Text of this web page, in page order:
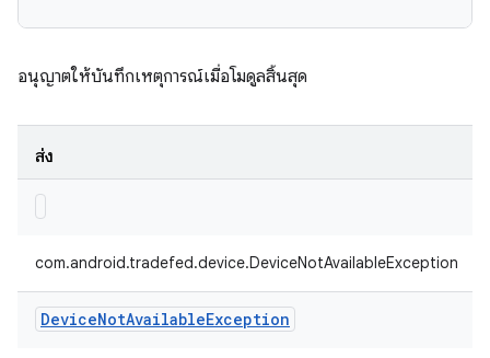
อนุญาตให้บันทึกเหตุการณ์เมื่อโมดูลสิ้นสุด
ส่ง
com.android.tradefed.device.DeviceNotAvailableException
DeviceNotAvailableException